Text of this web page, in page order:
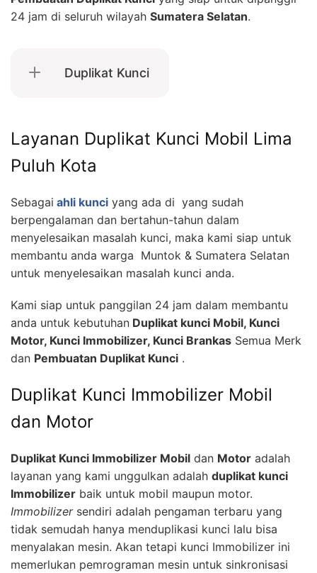
24 jam di seluruh wilayah Sumatera Selatan.
Duplikat Kunci
Layanan Duplikat Kunci Mobil Lima
Puluh Kota
Sebagai ahli kunci yang ada di yang sudah
berpengalaman dan bertahun-tahun dalam
menyelesaikan masalah kunci, maka kami siap untuk
membantu anda warga Muntok & Sumatera Selatan
untuk menyelesaikan masalah kunci anda.
Kami siap untuk panggilan 24 jam dalam membantu
anda untuk kebutuhan Duplikat kunci Mobil, Kunci
Motor, Kunci Immobilizer, Kunci Brankas Semua Merk
dan Pembuatan Duplikat Kunci .
Duplikat Kunci Immobilizer Mobil
dan Motor
Duplikat Kunci Immobilizer Mobil dan Motor adalah
layanan yang kami unggulkan adalah duplikat kunci
Immobilizer baik untuk mobil maupun motor.
Immobilizersendiri adalah pengaman terbaru yang
tidak semudah hanya menduplikasi kunci lalu bisa
menyalakan mesin. Akan tetapi kunci Immobilizer ini
memerlukan pemrograman mesin untuk sinkronisasi